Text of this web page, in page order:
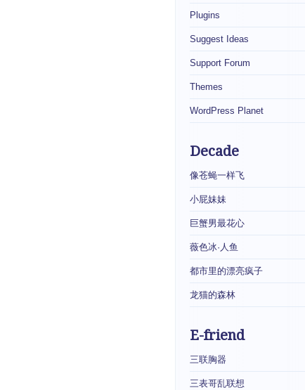
Plugins
Suggest Ideas
Support Forum
Themes
WordPress Planet
Decade
像苍蝇一样飞
小屁妹妹
巨蟹男最花心
薇色冰·人鱼
都市里的漂亮疯子
龙猫的森林
E-friend
三联胸器
三表哥乱联想